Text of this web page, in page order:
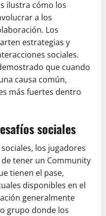
ilustra cómo los
a los
Los
estrategias y
sociales.
que cuando
causa común,
más fuertes dentro
sociales
los jugadores
tener un Community
tienen el pase,
disponibles en el
generalmente
grupo donde los